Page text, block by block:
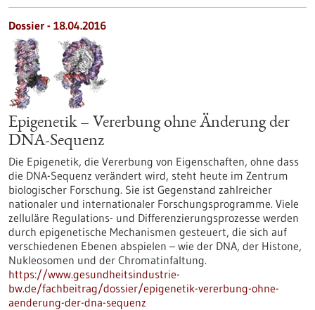
Dossier - 18.04.2016
Epigenetik – Vererbung ohne Änderung der
DNA-Sequenz
Die Epigenetik, die Vererbung von Eigenschaften, ohne dass
die DNA-Sequenz verändert wird, steht heute im Zentrum
biologischer Forschung. Sie ist Gegenstand zahlreicher
nationaler und internationaler Forschungsprogramme. Viele
zelluläre Regulations- und Differenzierungsprozesse werden
durch epigenetische Mechanismen gesteuert, die sich auf
verschiedenen Ebenen abspielen – wie der DNA, der Histone,
Nukleosomen und der Chromatinfaltung.
https://www.gesundheitsindustrie-
bw.de/fachbeitrag/dossier/epigenetik-vererbung-ohne-
aenderung-der-dna-sequenz